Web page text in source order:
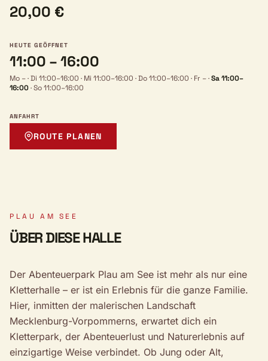
20,00 €
HEUTE GEÖFFNET
11:00 – 16:00
Mo –·Di 11:00–16:00 · Mi 11:00–16:00 ·Do 11:00–16:00 · Fr –·Sa 11:00–
16:00·So 11:00–16:00
ANFAHRT
ROUTE PLANEN
PLAU AM SEE
ÜBER DIESE HALLE
Der Abenteuerpark Plau am See ist mehr als nur eine
Kletterhalle – er ist ein Erlebnis für die ganze Familie.
Hier, inmitten der malerischen Landschaft
Mecklenburg-Vorpommerns, erwartet dich ein
Kletterpark, der Abenteuerlust und Naturerlebnis auf
einzigartige Weise verbindet. Ob Jung oder Alt,